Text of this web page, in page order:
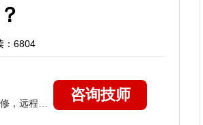
：6804
咨询技师